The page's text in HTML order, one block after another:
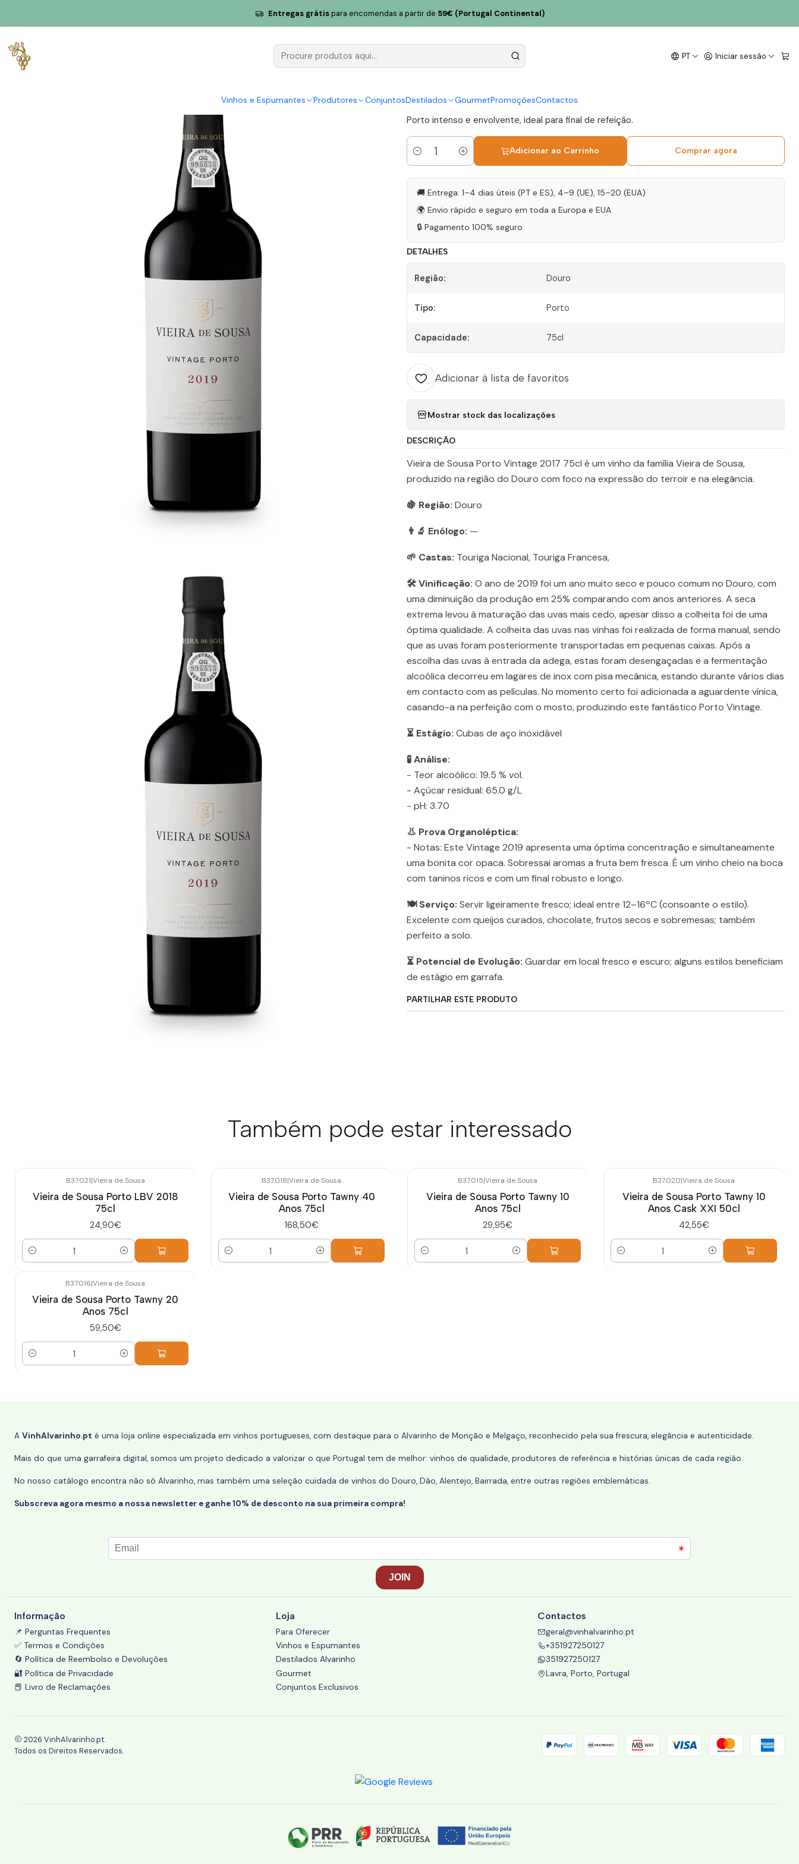
PT Iniciar sessão
Vinhos e Espumantes Produtores ConjuntosDestilados GourmetPromoçõesContactos
Entregas grátispara encomendas a partir de 59€ (Portugal Continental)
Vieira de Sousa Porto Vintage 2017 75cl
Vieira de Sousa Porto Vintage 2017
|
Porto intenso e envolvente, ideal para final de refeição.
Quantidade
Adicionar ao Carrinho Comprar agora
🚚 Entrega: 1–4 dias úteis (PT e ES), 4–9 (UE), 15–20 (EUA)
🌍 Envio rápido e seguro em toda a Europa e EUA
🔒 Pagamento 100% seguro
DETALHES
Região: Douro
Tipo: Porto
Capacidade: 75cl
Adicionar à lista de favoritos
Mostrar stock das localizações
DESCRIÇÃO
Vieira de Sousa Porto Vintage 2017 75cl é um vinho da família Vieira de Sousa,
produzido na região do Douro com foco na expressão do terroir e na elegância.
🍇 Região: Douro
👨‍🔬 Enólogo: —
🌱 Castas: Touriga Nacional, Touriga Francesa,
🛠️ Vinificação: O ano de 2019 foi um ano muito seco e pouco comum no Douro, com
uma diminuição da produção em 25% comparando com anos anteriores. A seca
extrema levou à maturação das uvas mais cedo, apesar disso a colheita foi de uma
óptima qualidade. A colheita das uvas nas vinhas foi realizada de forma manual, sendo
que as uvas foram posteriormente transportadas em pequenas caixas. Após a
escolha das uvas à entrada da adega, estas foram desengaçadas e a fermentação
alcoólica decorreu em lagares de inox com pisa mecânica, estando durante vários dias
em contacto com as películas. No momento certo foi adicionada a aguardente vínica,
casando-a na perfeição com o mosto, produzindo este fantástico Porto Vintage.
⏳ Estágio: Cubas de aço inoxidável
🧪 Análise:
- Teor alcoólico: 19.5 % vol.
- Açúcar residual: 65.0 g/L
- pH: 3.70
👃 Prova Organoléptica:
- Notas: Este Vintage 2019 apresenta uma óptima concentração e simultaneamente
uma bonita cor opaca. Sobressai aromas a fruta bem fresca. É um vinho cheio na boca
com taninos ricos e com um final robusto e longo.
🍽️ Serviço: Servir ligeiramente fresco; ideal entre 12–16ºC (consoante o estilo).
Excelente com queijos curados, chocolate, frutos secos e sobremesas; também
perfeito a solo.
⏳ Potencial de Evolução: Guardar em local fresco e escuro; alguns estilos beneficiam
de estágio em garrafa.
PARTILHAR ESTE PRODUTO
Também pode estar interessado
B37.021|Vieira de Sousa
Vieira de Sousa Porto LBV 2018
75cl
24,90€
Quantidade
B37.018|Vieira de Sousa
Vieira de Sousa Porto Tawny 40
Anos 75cl
168,50€
Quantidade
B37.015|Vieira de Sousa
Vieira de Sousa Porto Tawny 10
Anos 75cl
29,95€
Quantidade
B37.020|Vieira de Sousa
Vieira de Sousa Porto Tawny 10
Anos Cask XXI 50cl
42,55€
Quantidade
B37.016|Vieira de Sousa
Vieira de Sousa Porto Tawny 20
Anos 75cl
59,50€
Quantidade
A VinhAlvarinho.pt é uma loja online especializada em vinhos portugueses, com destaque para o Alvarinho de Monção e Melgaço, reconhecido pela sua frescura, elegância e autenticidade.
Mais do que uma garrafeira digital, somos um projeto dedicado a valorizar o que Portugal tem de melhor: vinhos de qualidade, produtores de referência e histórias únicas de cada região.
No nosso catálogo encontra não só Alvarinho, mas também uma seleção cuidada de vinhos do Douro, Dão, Alentejo, Bairrada, entre outras regiões emblemáticas.
Subscreva agora mesmo a nossa newsletter e ganhe 10% de desconto na sua primeira compra!
Informação
📌 Perguntas Frequentes
✅ Termos e Condições
🔄 Política de Reembolso e Devoluções
🔐 Política de Privacidade
📕 Livro de Reclamações
Loja
Para Oferecer
Vinhos e Espumantes
Destilados Alvarinho
Gourmet
Conjuntos Exclusivos
Contactos
geral@vinhalvarinho.pt
+351927250127
351927250127
Lavra, Porto, Portugal
2026 VinhAlvarinho.pt.
Todos os Direitos Reservados.